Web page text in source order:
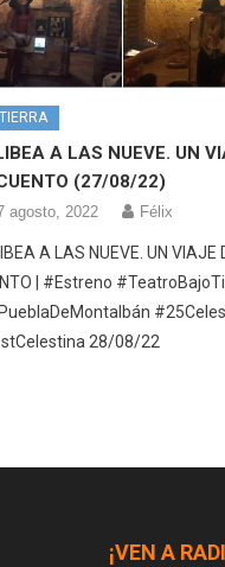
A LAS NUEVE. UN
(27/08/22)
agosto, 2022 Félix
A LAS NUEVE. UN VIAJE
| #Estreno
28/08/22
¡VEN A